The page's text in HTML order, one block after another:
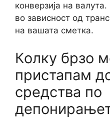
конверзија на
во зависност од
на вашата сметка.
Колку брзо
пристапам
средства по